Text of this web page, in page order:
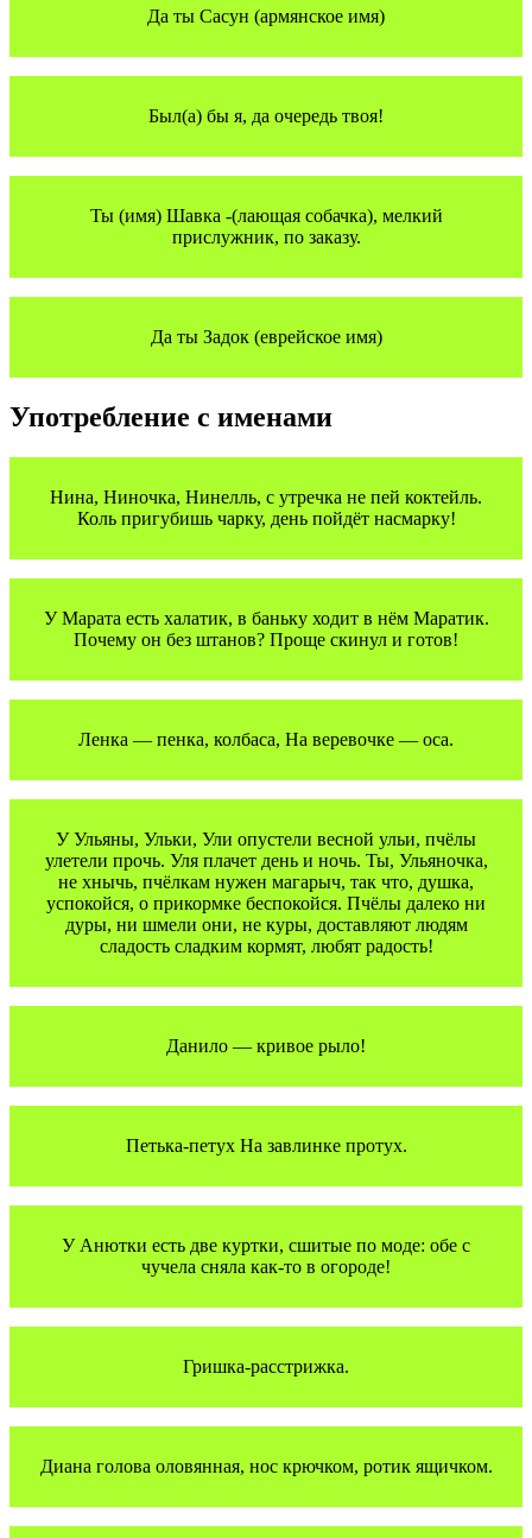
Да ты Сасун (армянское имя)
Был(а) бы я, да очередь твоя!
Ты (имя) Шавка -(лающая собачка), мелкий
прислужник, по заказу.
Да ты Задок (еврейское имя)
Употребление с именами
Нина, Ниночка, Нинелль, с утречка не пей коктейль.
Коль пригубишь чарку, день пойдёт насмарку!
У Марата есть халатик, в баньку ходит в нём Маратик.
Почему он без штанов? Проще скинул и готов!
Ленка — пенка, колбаса, На веревочке — оса.
У Ульяны, Ульки, Ули опустели весной ульи, пчёлы
улетели прочь. Уля плачет день и ночь. Ты, Ульяночка,
не хнычь, пчёлкам нужен магарыч, так что, душка,
успокойся, о прикормке беспокойся. Пчёлы далеко ни
дуры, ни шмели они, не куры, доставляют людям
сладость сладким кормят, любят радость!
Данило — кривое рыло!
Петька-петух На завлинке протух.
У Анютки есть две куртки, сшитые по моде: обе с
чучела сняла как-то в огороде!
Гришка-расстрижка.
Диана голова оловянная, нос крючком, ротик ящичком.